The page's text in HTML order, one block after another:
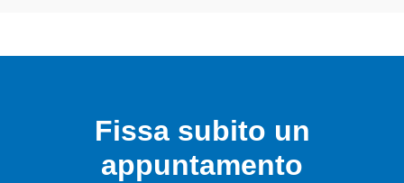
Fissa subito un
appuntamento